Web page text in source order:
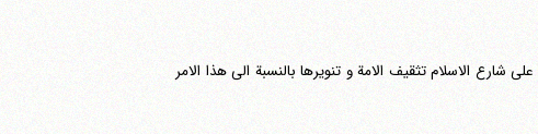
الاسلام تثقیف الامة و تنویرها بالنسبة الی هذا الامر